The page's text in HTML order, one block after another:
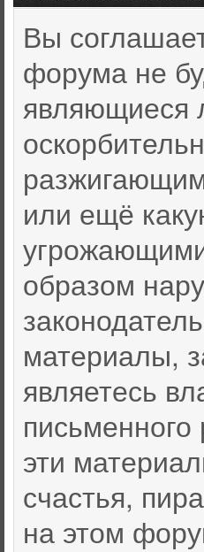
Вы
форума не
являющиеся
или ещё
образом
материалы,
являетесь
эти
счастья,
на этом